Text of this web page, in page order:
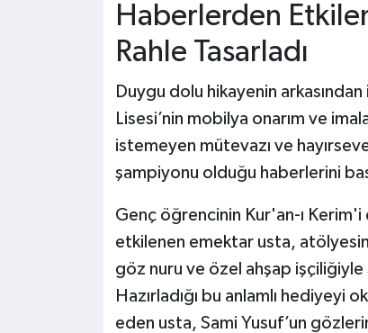
Haberlerden
Rahle Tasarladı
Duygu dolu hikayenin
Lisesi’nin mobilya onarım ve
istemeyen mütevazı ve
şampiyonu olduğu haberlerini
Genç öğrencinin Kur'an-ı
etkilenen emektar usta,
göz nuru ve özel ahşap
Hazırladığı bu anlamlı
eden usta, Sami Yusuf’un